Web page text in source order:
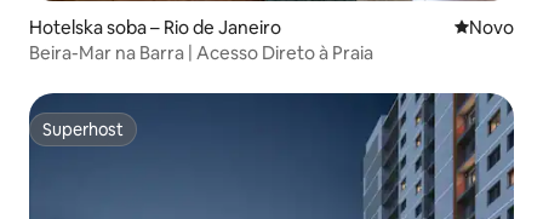
Hotelska soba – Rio de Janeiro Novi
Novo
Beira-Mar na Barra | Acesso Direto à Praia
Superhost
Superhost